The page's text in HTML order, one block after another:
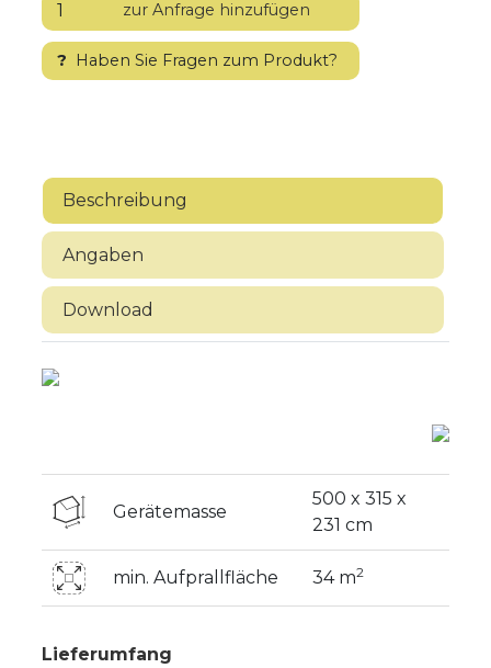
? Haben Sie Fragen zum Produkt?
Beschreibung
Angaben
Download
Gerätemasse
500 x 315 x
231 cm
min. Aufprallfläche 34 m2
Lieferumfang